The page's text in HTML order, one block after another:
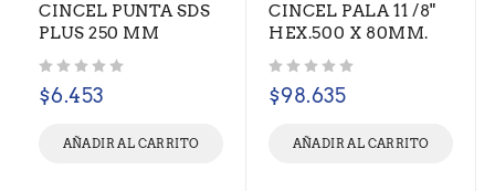
CINCEL PUNTA SDS
PLUS 250 MM
$6.453
AÑADIR AL CARRITO
CINCEL PALA 11 /8"
HEX.500 X 80MM.
$98.635
AÑADIR AL CARRITO